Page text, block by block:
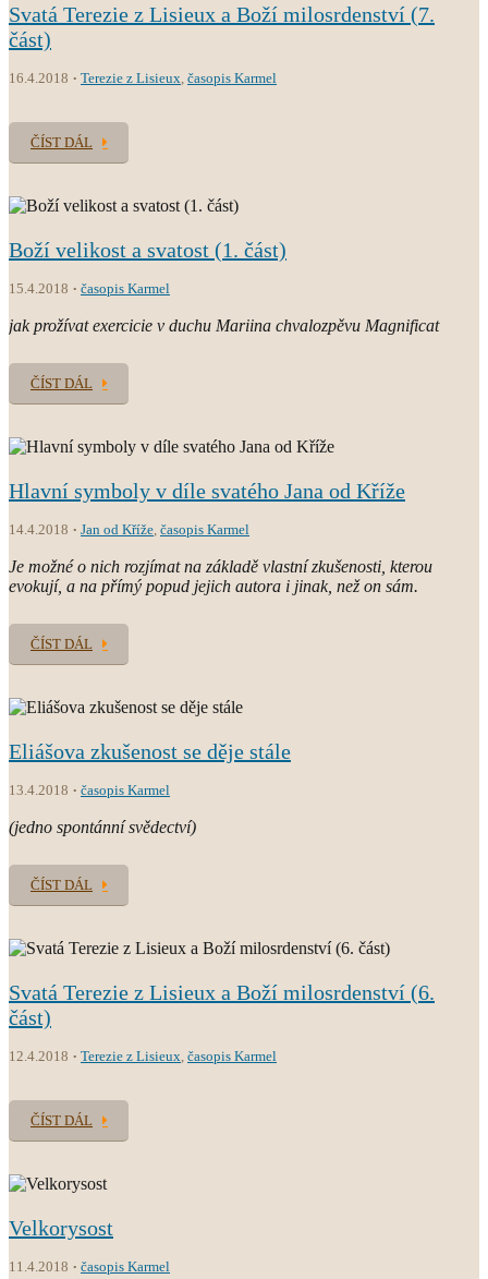
Svatá Terezie z Lisieux a Boží milosrdenství (7.
část)
16.4.2018 Terezie z Lisieux časopis Karmel
ČÍST DÁL
Boží velikost a svatost (1. část)
15.4.2018 časopis Karmel
jak prožívat exercicie v duchu Mariina chvalozpěvu Magnificat
ČÍST DÁL
Hlavní symboly v díle svatého Jana od Kříže
14.4.2018 Jan od Kříže časopis Karmel
Je možné o nich rozjímat na základě vlastní zkušenosti, kterou
evokují, a na přímý popud jejich autora i jinak, než on sám.
ČÍST DÁL
Eliášova zkušenost se děje stále
13.4.2018 časopis Karmel
(jedno spontánní svědectví)
ČÍST DÁL
Svatá Terezie z Lisieux a Boží milosrdenství (6.
část)
12.4.2018 Terezie z Lisieux časopis Karmel
ČÍST DÁL
Velkorysost
11.4.2018 časopis Karmel